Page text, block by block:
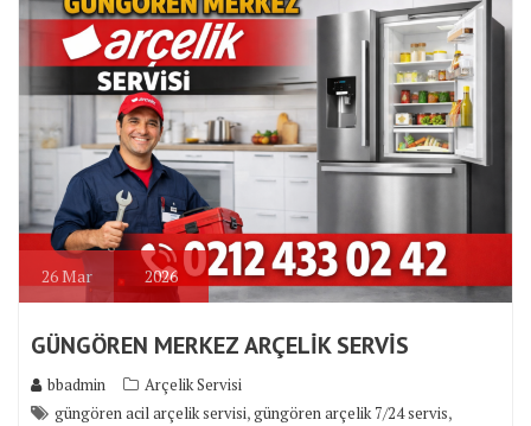
26Mar 2026
GÜNGÖREN MERKEZ ARÇELİK SERVİS
bbadmin
Arçelik Servisi
güngören acil arçelik servisi,güngören arçelik 7/24 servis,